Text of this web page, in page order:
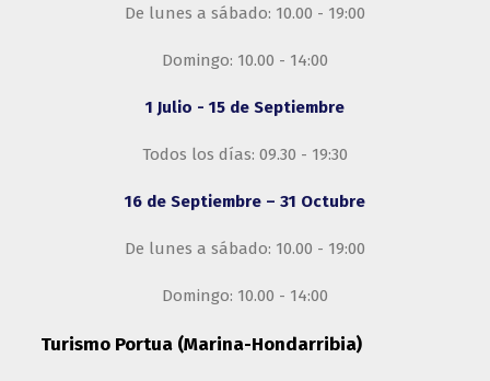
De lunes a sábado: 10.00 - 19:00
Domingo: 10.00 - 14:00
1 Julio - 15 de Septiembre
Todos los días: 09.30 - 19:30
16 de Septiembre – 31 Octubre
De lunes a sábado: 10.00 - 19:00
Domingo: 10.00 - 14:00
Turismo Portua (Marina-Hondarribia)